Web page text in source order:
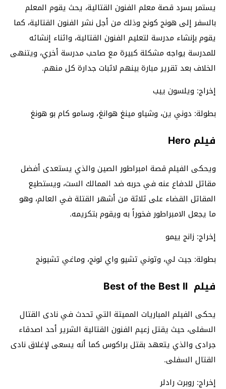
يستمر بسرد قصة معلم الفنون القتالية، يحث يقوم المعلم
بالسفر إلى هونج كونج وذلك من أجل نشر الفنون القتالية، كما
يقوم بإنشاء مدرسة لتعليم الفنون القتالية، واثناء إنشائه
للمدرسة يواجه مشكلة كبيرة مع صاحب مدرسة أخري، ويتنهى
الخلاف بعد تقرير مبارة بينهم لاثبات جدارة كل منهم.
إخراج: ويلسون ييب
بطولة: دوني ين، وشياو مينغ هوانغ، وسامو كام بو هونغ
فيلم Hero
ويحكى الفيلم قصة امبراطور الصين والذي يستعدى أفضل
مقاتل للدفاع عنه في حربه ضد الممالك الست، ويستطيع
المقاتل القضاء على ثلاثة من أشهر القتلة في العالم، وهو
ما يجعل الامبراطور فخوراً به ويقوم بتكريمه.
إخراج: زانج ييمو
بطولة: جيت لي، وتوني تشيو واي لونج، وماغي تشيونج
فيلم Best of the Best II
يحكى الفيلم المباريات المميتة التي تحدث في نادى القتال
السفلى، حيث يقتل زعيم الفنون القتالية الشرير أحد اصدقاء
جرادى والذي يتعهد بقتل براكوس كما أنه يسعى لإغلاق نادى
القتال السفلى.
إخراج: روبرت رادلر